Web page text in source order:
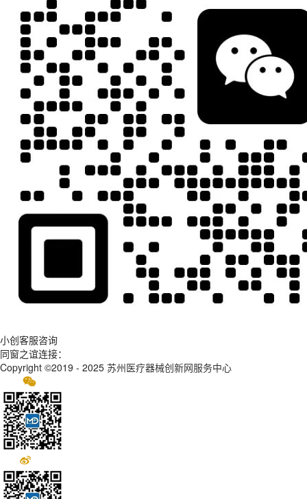
小创客服咨询
同窗之谊连接：
Copyright ©2019 - 2025 苏州医疗器械创新网服务中心